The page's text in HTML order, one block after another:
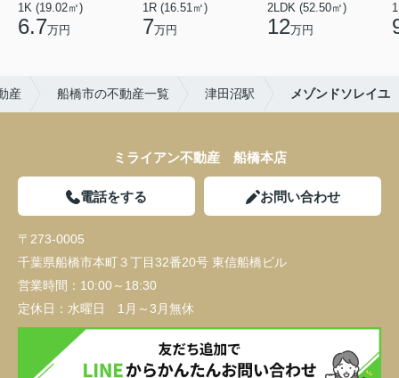
1K (19.02㎡)
6.7万円
1R (16.51㎡)
7万円
2LDK (52.50㎡)
12万円
産 船橋市の不動産一覧 津田沼駅 メゾンドソレイユ
ミライアン不動産 船橋本店
電話をする お問い合わせ
〒273-0005
千葉県船橋市本町３丁目32番20号 東信船橋ビル
営業時間： 10:00～18:30
定休日： 水曜日 1月～3月無休